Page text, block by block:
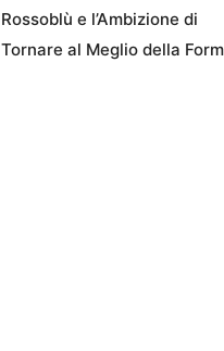
Rossoblù e l’Ambizione di
Tornare al Meglio della